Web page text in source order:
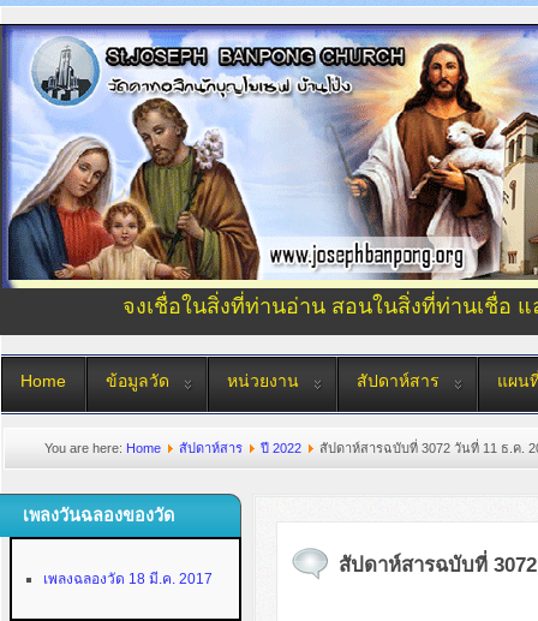
จงเชื่อในสิ่งที่ท่านอ่าน สอนในสิ่งที่ท่านเชื่อ
Home ข้อมูลวัด หน่วยงาน สัปดาห์สาร แผน
You are here: Home สัปดาห์สาร ปี 2022 สัปดาห์สารฉบับที่ 3072 วันที่ 11 ธ.ค.
เพลงวันฉลองของวัด
เพลงฉลองวัด 18 มี.ค. 2017
สัปดาห์สารฉบับที่